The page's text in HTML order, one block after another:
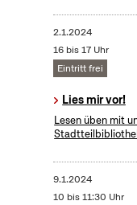
2.1.2024
16 bis 17 Uhr
Eintritt frei
Lies mir vor!
Lesen üben mit
9.1.2024
10 bis 11:30 Uhr